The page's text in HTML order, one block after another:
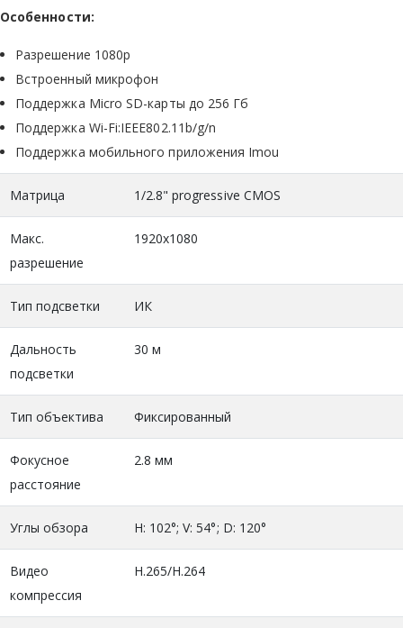
Особенности:
Разрешение 1080p
Встроенный микрофон
Поддержка Micro SD-карты до 256 Гб
Поддержка Wi-Fi:IEEE802.11b/g/n
Поддержка мобильного приложения Imou
Матрица 1/2.8" progressive CMOS
Макс.
разрешение
1920x1080
Тип подсветки ИК
Дальность
подсветки
30 м
Тип объектива Фиксированный
Фокусное
расстояние
2.8 мм
Углы обзора H: 102°; V: 54°; D: 120°
Видео
компрессия
H.265/H.264